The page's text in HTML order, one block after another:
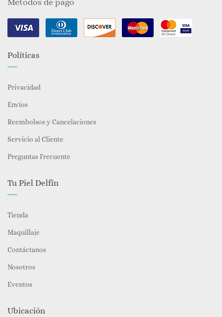
Métodos de pago
Políticas
Privacidad
Envíos
Reembolsos y Cancelaciones
Servicio al Cliente
Preguntas Frecuente
Tu Piel Delfín
Tienda
Maquillaje
Contáctanos
Nosotros
Eventos
Ubicación